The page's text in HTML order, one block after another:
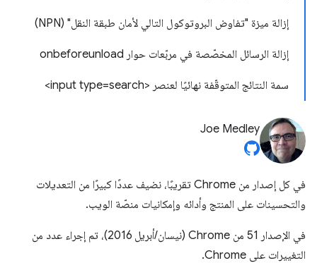
إزالة ميزة "تفاوض البروتوكول التالي لأمان طبقة النقل" (NPN)
إزالة الرسائل المخصّصة في مربّعات حوار onbeforeunload
سمة النتائج المتوقّفة نهائيًا لعنصر <input type=search>
Joe Medley
في كل إصدار من Chrome تقريبًا، نضيف عددًا كبيرًا من التعديلات
والتحسينات على المنتج وأدائه وإمكانيات منصّة الويب.
في الإصدار 51 من Chrome (نيسان/أبريل 2016)، تم إجراء عدد من
التغييرات على Chrome.